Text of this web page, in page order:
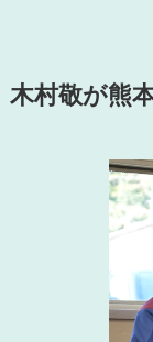
木村敬が熊